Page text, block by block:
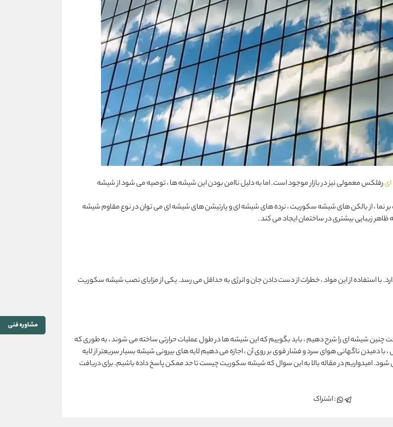
مشاوره فنی
رفلکس معمولی نیز در بازار موجود است. اما به دلیل ناامن بودن این شیشه ها ، توصیه می شود از شیشه
علاوه بر نما ، از بالکن های شیشه سکوریت ، نرده های شیشه ای و پارتیشن های شیشه ای می توان در نوع مقاوم شیشه
زیبایی بیشتری در ساختمان ایجاد می کند .
با استفاده از این مواد ، خطرات از دست دادن جان و انرژی به حداقل می رسد. یکی از مزایای نصب شیشه سکوریت
چنین شیشه ای را شرح دهیم ، باید بگوییم که این شیشه ها در طول عملیات حرارتی ساخته می شوند ، به طوری که
شوند. در عین حال ، با دمیدن ناگهانی هوای سرد و فشار قوی بر روی آن ، اجازه می دهیم لایه های بیرونی شیشه بسیار سریعتر از لایه
امیدواریم در مقاله بالا به این سوال که شیشه سکوریت چیست تا حد ممکن پاسخ داده باشیم. برای دریافت
: اشتراک